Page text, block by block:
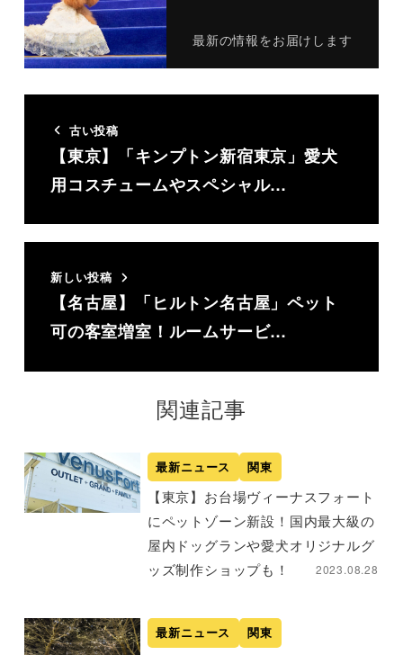
最新の情報をお届けします
古い投稿
【東京】「キンプトン新宿東京」愛犬
用コスチュームやスペシャル…
新しい投稿
【名古屋】「ヒルトン名古屋」ペット
可の客室増室！ルームサービ…
関連記事
最新ニュース 関東
【東京】お台場ヴィーナスフォート
にペットゾーン新設！国内最大級の
屋内ドッグランや愛犬オリジナルグ
ッズ制作ショップも！
2023.08.28
最新ニュース 関東